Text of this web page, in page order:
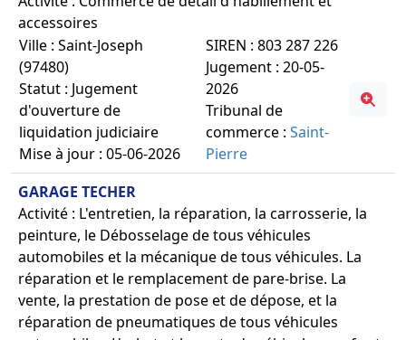
accessoires
Ville : Saint-Joseph
(97480)
Statut : Jugement
d'ouverture de
liquidation judiciaire
Mise à jour : 05-06-2026
SIREN : 803 287 226
Jugement : 20-05-
2026
Tribunal de
commerce :Saint-
Pierre
GARAGE TECHER
Activité : L'entretien, la réparation, la carrosserie, la
peinture, le Débosselage de tous véhicules
automobiles et la mécanique de tous véhicules. La
réparation et le remplacement de pare-brise. La
vente, la prestation de pose et de dépose, et la
réparation de pneumatiques de tous véhicules